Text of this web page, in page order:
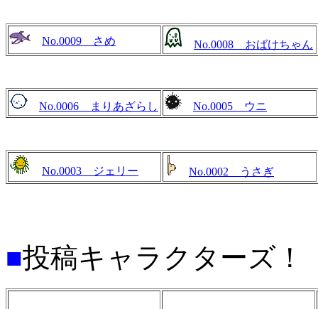
No.0009 さめ No.0008 おばけちゃん
No.0006 まりあざらし No.0005 ウニ
No.0003 ジェリー No.0002 うさぎ
■投稿キャラクターズ！